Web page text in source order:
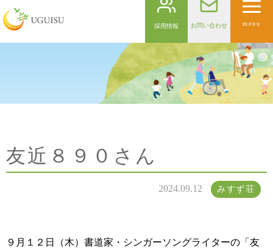
採用情報 お問い合わせ menu
友近８９０さん
2024.09.12 みすず荘
９月１２日（木）書道家・シンガーソングライターの「友